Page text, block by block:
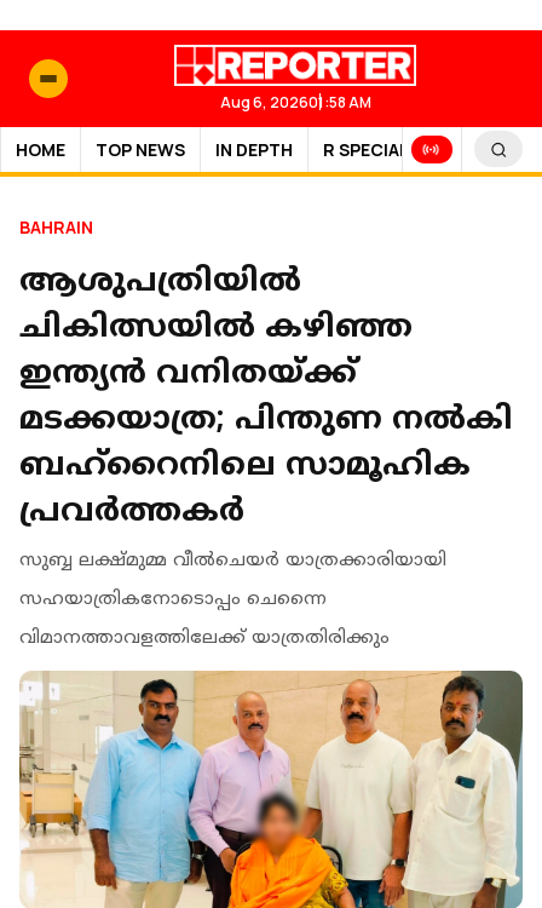
Aug 6, 202601:58 AM
HOME TOP NEWS IN DEPTH R SPECIAL SPORTS
BAHRAIN
ആശുപത്രിയിൽ
ചികിത്സയിൽ കഴിഞ്ഞ
ഇന്ത്യൻ വനിതയ്ക്ക്
മടക്കയാത്ര; പിന്തുണ നൽകി
ബഹ്റൈനിലെ സാമൂഹിക
പ്രവർത്തകർ
സുബ്ബ ലക്ഷ്മുമ്മ വീൽചെയർ യാത്രക്കാരിയായി
സഹയാത്രികനോടൊപ്പം ചെന്നൈ
വിമാനത്താവളത്തിലേക്ക് യാത്രതിരിക്കും